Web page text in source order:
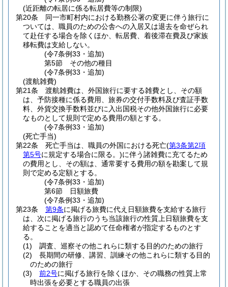
(近距離の転居に係る転居費等の制限)
第20条
同一市町村内における勤務公署の変更に伴う旅行に
ついては、職員のための公舎への入居又は退去を命ぜられ
て赴任する場合を除くほか、転居費、着後滞在費及び家族
移転費は支給しない。
(令7条例33・追加)
第5節
その他の種目
(令7条例33・追加)
(渡航雑費)
第21条
渡航雑費は、外国旅行に要する雑費とし、その額
は、予防接種に係る費用、旅券の交付手数料及び査証手数
料、外貨交換手数料並びに入出国税その他外国旅行に必要
なものとして規則で定める費用の額とする。
(令7条例33・追加)
(死亡手当)
第22条
死亡手当は、職員の外国における死亡(第3条第2項
第5号に規定する場合に限る。)に伴う諸雑費に充てるため
の費用とし、その額は、通常要する費用の額を勘案して規
則で定める定額とする。
(令7条例33・追加)
第6節
日額旅費
(令7条例33・追加)
第23条
第9条に掲げる旅費に代え日額旅費を支給する旅行
は、次に掲げる旅行のうち当該旅行の性質上日額旅費を支
給することを適当と認めて任命権者が指定するものとす
る。
(1)
調査、巡察その他これらに類する目的のための旅行
(2)
長期間の研修、講習、訓練その他これらに類する目的
のための旅行
(3)
前2号に掲げる旅行を除くほか、その職務の性質上常
時出張を必要とする職員の出張